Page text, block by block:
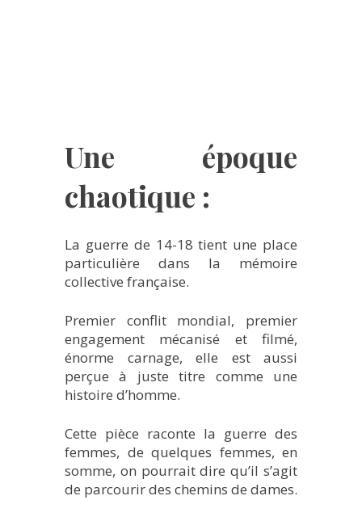
Une époque
chaotique :
La guerre de 14-18 tient une place
particulière dans la mémoire
collective française.
Premier conflit mondial, premier
engagement mécanisé et filmé,
énorme carnage, elle est aussi
perçue à juste titre comme une
histoire d’homme.
Cette pièce raconte la guerre des
femmes, de quelques femmes, en
somme, on pourrait dire qu’il s’agit
de parcourir des chemins de dames.